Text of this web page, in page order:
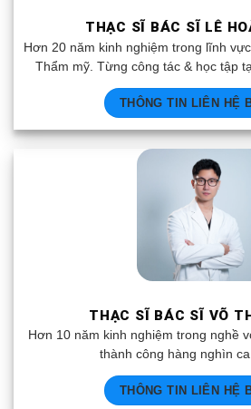
THẠC SĨ BÁC SĨ LÊ
Hơn 20 năm kinh nghiệm trong lĩnh
Thẩm mỹ. Từng công tác & học tập
THÔNG TIN LIÊN HỆ
THẠC SĨ BÁC SĨ VÕ
Hơn 10 năm kinh nghiệm trong nghề
thành công hàng nghìn
THÔNG TIN LIÊN HỆ